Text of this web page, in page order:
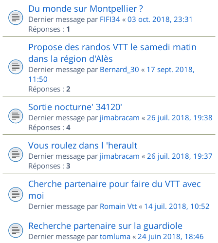
Du monde sur Montpellier ?
Dernier message par FIFI34 « 03 oct. 2018, 23:31
Réponses : 1
Propose des randos VTT le samedi matin
dans la région d'Alès
Dernier message par Bernard_30 « 17 sept. 2018,
11:50
Réponses : 2
Sortie nocturne' 34120'
Dernier message par jimabracam « 26 juil. 2018, 19:38
Réponses : 4
Vous roulez dans l 'herault
Dernier message par jimabracam « 26 juil. 2018, 19:37
Réponses : 3
Cherche partenaire pour faire du VTT avec
moi
Dernier message par Romain Vtt « 14 juil. 2018, 10:52
Recherche partenaire sur la guardiole
Dernier message par tomluma « 24 juin 2018, 18:46